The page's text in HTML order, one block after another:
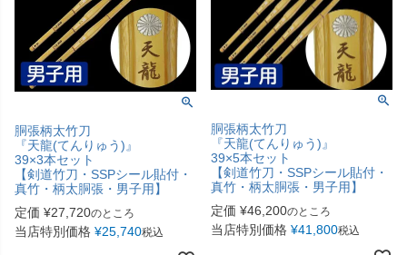
胴張柄太竹刀
『天龍(てんりゅう)』
39×3本セット
【剣道竹刀・SSPシール貼付・
真竹・柄太胴張・男子用】
定価 ¥27,720のところ
当店特別価格 ¥25,740税込
胴張柄太竹刀
『天龍(てんりゅう)』
39×5本セット
【剣道竹刀・SSPシール貼付・
真竹・柄太胴張・男子用】
定価 ¥46,200のところ
当店特別価格 ¥41,800税込